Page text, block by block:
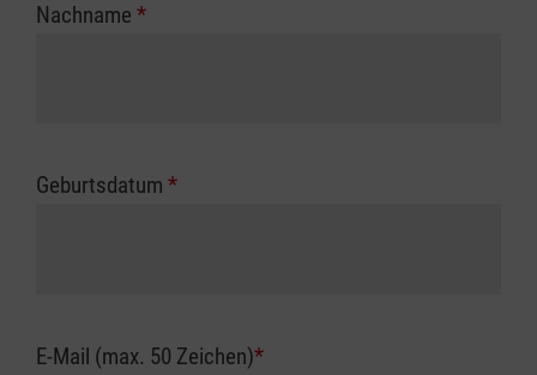
Nachname *
Geburtsdatum *
E-Mail (max. 50 Zeichen)*